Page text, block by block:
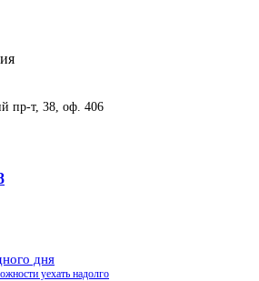
пр-т, 38, оф. 406
дня
уехать надолго